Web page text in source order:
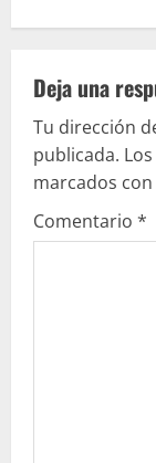
e
l
e
y
e
Deja una
Tu dirección
publicada.
marcados con
Comentario *